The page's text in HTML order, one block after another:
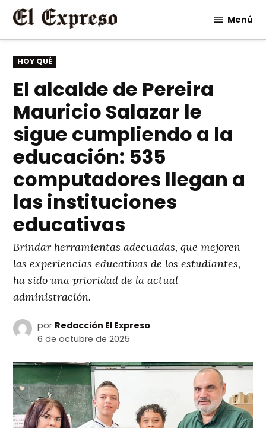
Saltar
contenido
Menú
PUBLICADO
EN
HOY QUÉ
El alcalde de Pereira
Mauricio Salazar le
sigue cumpliendo a la
educación: 535
computadores llegan a
las instituciones
educativas
Brindar herramientas adecuadas, que mejoren
las experiencias educativas de los estudiantes,
ha sido una prioridad de la actual
administración.
por Redacción El Expreso
6 de octubre de 2025